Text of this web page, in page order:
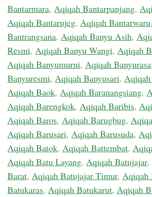
Bantarmara, Aqiqah Bantarpanjang,
Aqiqah Bantarujeg, Aqiqah Bantarwaru,
Bantrangsana, Aqiqah Banyu Asih,
Resmi, Aqiqah Banyu Wangi, Aqiqah
Aqiqah Banyumurni, Aqiqah Banyurasa
Banyuresmi, Aqiqah Banyusari,
Aqiqah Baok, Aqiqah Baranangsiang,
Aqiqah Barengkok, Aqiqah Baribis,
Aqiqah Baros, Aqiqah Barugbug,
Aqiqah Barusari, Aqiqah Barusuda,
Aqiqah Batok, Aqiqah Battembat,
Aqiqah Batu Layang, Aqiqah Batujajar,
Barat, Aqiqah Batujajar Timur, Aqiqah
Batukaras, Aqiqah Batukarut, Aqiqah